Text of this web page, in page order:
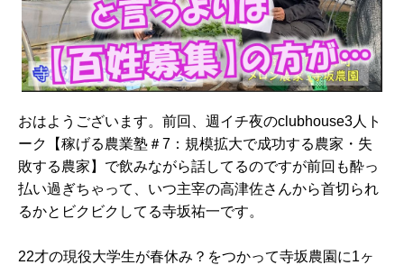
おはようございます。前回、週イチ夜のclubhouse3人ト
ーク【稼げる農業塾＃7：規模拡大で成功する農家・失
敗する農家】で飲みながら話してるのですが前回も酔っ
払い過ぎちゃって、いつ主宰の高津佐さんから首切られ
るかとビクビクしてる寺坂祐一です。
22才の現役大学生が春休み？をつかって寺坂農園に1ヶ